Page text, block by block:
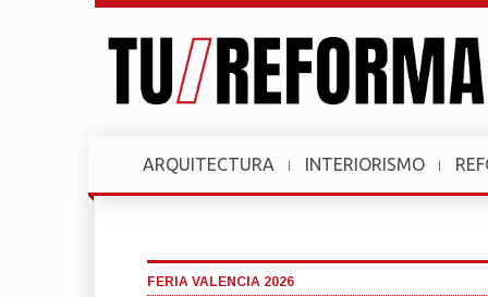
ARQUITECTURA INTERIORISMO
FERIA VALENCIA 2026